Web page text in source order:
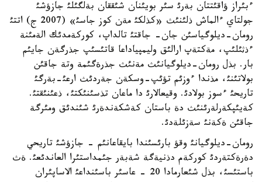
ءبئراز ؤاقئتتان بةرئ سئر بويئنان شئققان بةلگئلئ جازؤشئ
جولتاي ءالماش ذلئنئث «كذلكئ مةن كوز جاسئ» (2007 ج) اتتئ
رومان-ديلوگياسئن جان- جاقتئ تالداپ، كوركةمدئك الةمئنة
ءذثئلئپ، مةكتةپ ارالئق وليمپياداعا قاتئسئپ جذرگةن جايئم
بار. بذل رومان-ديلوگيانئث مةنئث جذرةگئمة وتة جاقئن
بولاتئنئ، مذندا ءوزئم تؤئپ-وسكةن جةردئث ارعئ-بةرگئ
تاريحئ ءسوز بولادئ. وقيعالارئ دا ماعان تذسئنئكتئ، ذعئنئقتئ.
كةيئپكةرلةرئنئث دة باستان كةشكةندةرئ شئندئق ومئرگة
جاقئن ةكةنئ سةزئلةدئ.
رومان-ديلوگيانئ وقؤ بارئسئندا بايقاعانئم - جازؤشئ تاريحي
دةرةكتةردئ كوركةم دذنيةگة شةبةر جئمداستئرا العاندئعئ. ةث
باستئسئ، بذل شئعارمادا 20 - عاسئر باسئنداعئ الاساپئران